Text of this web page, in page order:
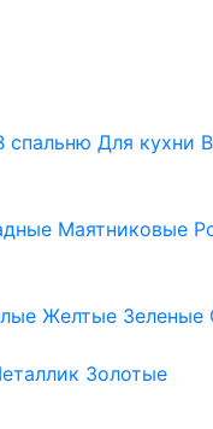
спальню Для кухни
Маятниковые
Желтые Зеленые
Золотые